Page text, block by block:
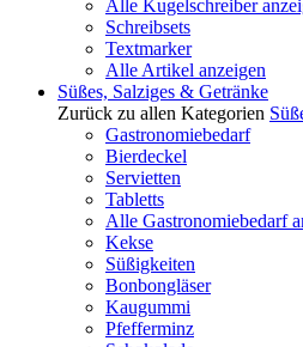
Alle Kugelschreiber
Schreibsets
Textmarker
Alle Artikel anzeigen
Süßes, Salziges & Getränke
Zurück zu allen Kategorien
Gastronomiebedarf
Bierdeckel
Servietten
Tabletts
Alle Gastronomiebedarf
Kekse
Süßigkeiten
Bonbongläser
Kaugummi
Pfefferminz